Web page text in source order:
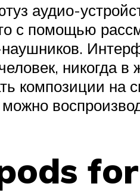
аудио-
с помощью
никогда
на